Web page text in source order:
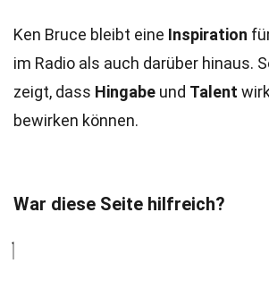
Ken Bruce bleibt eine Inspiration
im Radio als auch darüber hinaus.
zeigt, dass Hingabe und Talent
bewirken können.
War diese Seite hilfreich?